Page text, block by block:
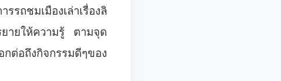
รถชมเมืองเล่าเรื่องลิ
ายให้ความรู้ ตามจุด
ต่อถึงกิจกรรมดีๆของ